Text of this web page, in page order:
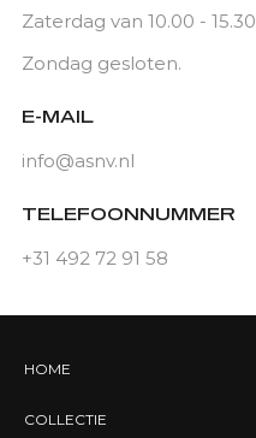
Zaterdag van 10.00 - 15.30
Zondag gesloten.
E-MAIL
info@asnv.nl
TELEFOONNUMMER
+31 492 72 91 58
HOME
COLLECTIE